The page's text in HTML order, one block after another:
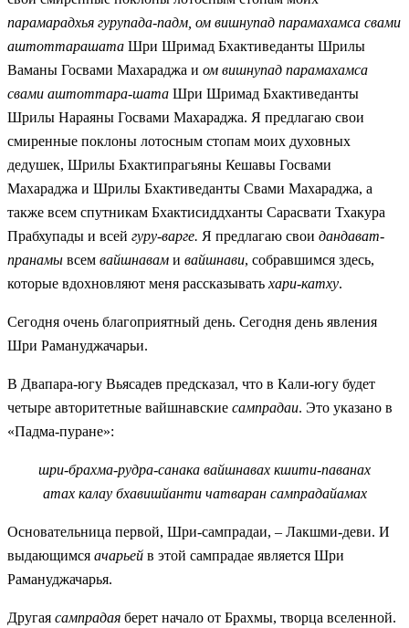
парамарадхья гурупада-падм, ом вишнупад парамахамса свами
аштоттарашата Шри Шримад Бхактиведанты Шрилы
Ваманы Госвами Махараджа и ом вишнупад парамахамса
свами аштоттара-шата Шри Шримад Бхактиведанты
Шрилы Нараяны Госвами Махараджа. Я предлагаю свои
смиренные поклоны лотосным стопам моих духовных
дедушек, Шрилы Бхактипрагьяны Кешавы Госвами
Махараджа и Шрилы Бхактиведанты Свами Махараджа, а
также всем спутникам Бхактисиддханты Сарасвати Тхакура
Прабхупады и всей гуру-варге. Я предлагаю свои дандават-
пранамы всем вайшнавам и вайшнави, собравшимся здесь,
которые вдохновляют меня рассказывать хари-катху.
Сегодня очень благоприятный день. Сегодня день явления
Шри Рамануджачарьи.
В Двапара-югу Вьясадев предсказал, что в Кали-югу будет
четыре авторитетные вайшнавские сампрадаи. Это указано в
«Падма-пуране»:
шри-брахма-рудра-санака вайшнавах кшити-паванах
атах калау бхавишйанти чатваран сампрадайамах
Основательница первой, Шри-сампрадаи, – Лакшми-деви. И
выдающимся ачарьей в этой сампрадае является Шри
Рамануджачарья.
Другая сампрадая берет начало от Брахмы, творца вселенной.